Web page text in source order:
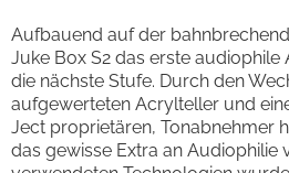
Aufbauend auf der
Juke Box S2 das erste
die nächste Stufe. Durch den
aufgewerteten Acrylteller und
Ject proprietären, Tonabnehmer
das gewisse Extra an Audiophilie